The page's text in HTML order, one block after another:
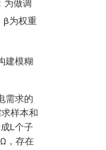
为做调
β为权重
建模糊
需求的
样本和
L个子
Ω，存在